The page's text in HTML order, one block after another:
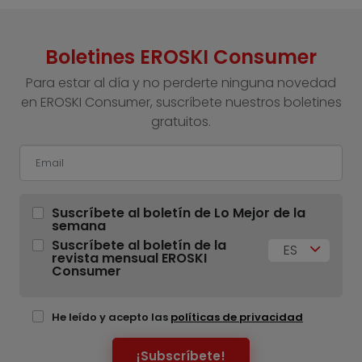
Boletines EROSKI Consumer
Para estar al día y no perderte ninguna novedad
en EROSKI Consumer, suscríbete nuestros boletines
gratuitos.
Suscríbete al boletín de Lo Mejor de la
semana
Suscríbete al boletín de la
revista mensual EROSKI
Consumer
ES
He leído y acepto las políticas de privacidad
¡Subscríbete!